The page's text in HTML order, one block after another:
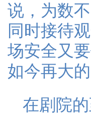
说，为数
同时接待
场安全又
如今再大
在剧院